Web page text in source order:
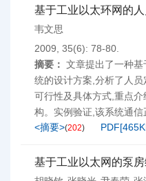
基于工业以太环网的
韦文思
2009, 35(6): 78-80.
摘要： 文章提出了一种
统的设计方案,分析了人
可行性及具体方式,重点
构。实例验证,该系统通信
<摘要>(202) PDF[
基于工业以太网的泵